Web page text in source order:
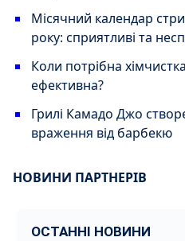
Місячний календар
року: сприятливі та
Коли потрібна
ефективна?
Грилі Камадо Джо
враження від барбекю
НОВИНИ ПАРТНЕРІВ
ОСТАННІ НОВИНИ